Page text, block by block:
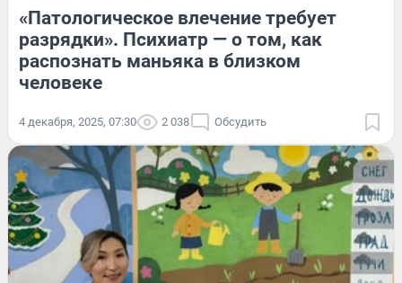
«Патологическое влечение требует
разрядки». Психиатр — о том, как
распознать маньяка в близком
человеке
4 декабря, 2025, 07:30 2 038 Обсудить